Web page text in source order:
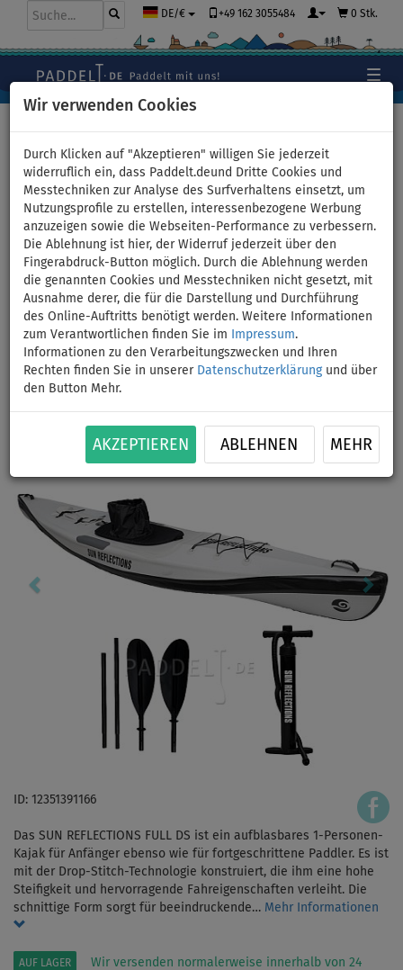
Wir verwenden Cookies
Durch Klicken auf "Akzeptieren" willigen Sie jederzeit
widerruflich ein, dass Paddelt.deund Dritte Cookies und
Messtechniken zur Analyse des Surfverhaltens einsetzt, um
Nutzungsprofile zu erstellen, interessenbezogene Werbung
anzuzeigen sowie die Webseiten-Performance zu verbessern.
Die Ablehnung ist hier, der Widerruf jederzeit über den
Fingerabdruck-Button möglich. Durch die Ablehnung werden
die genannten Cookies und Messtechniken nicht gesetzt, mit
Ausnahme derer, die für die Darstellung und Durchführung
des Online-Auftritts benötigt werden. Weitere Informationen
zum Verantwortlichen finden Sie im
Impressum.
Informationen zu den Verarbeitungszwecken und Ihren
Rechten finden Sie in unserer Datenschutzerklärungund über
den Button Mehr.
AKZEPTIEREN ABLEHNEN MEHR
DE/€ +49 162 3055484 0 Stk.
Kajak SUN REFLECTIONS FULL
DS - aufblasbares Kajak 1-
Person
PADDEL
INKL.
BIS
120 kg
VERSAND
GRATIS
Previous
ID: 12351391166
Das SUN REFLECTIONS FULL DS ist ein aufblasbares 1-Personen-
Kajak für Anfänger ebenso wie für fortgeschrittene Paddler. Es ist
mit der Drop-Stitch-Technologie konstruiert, die ihm eine hohe
Steifigkeit und hervorragende Fahreigenschaften verleiht. Die
schnittige Form sorgt für beeindruckende… Mehr Informationen
AUF LAGER
Wir versenden normalerweise innerhalb von 24